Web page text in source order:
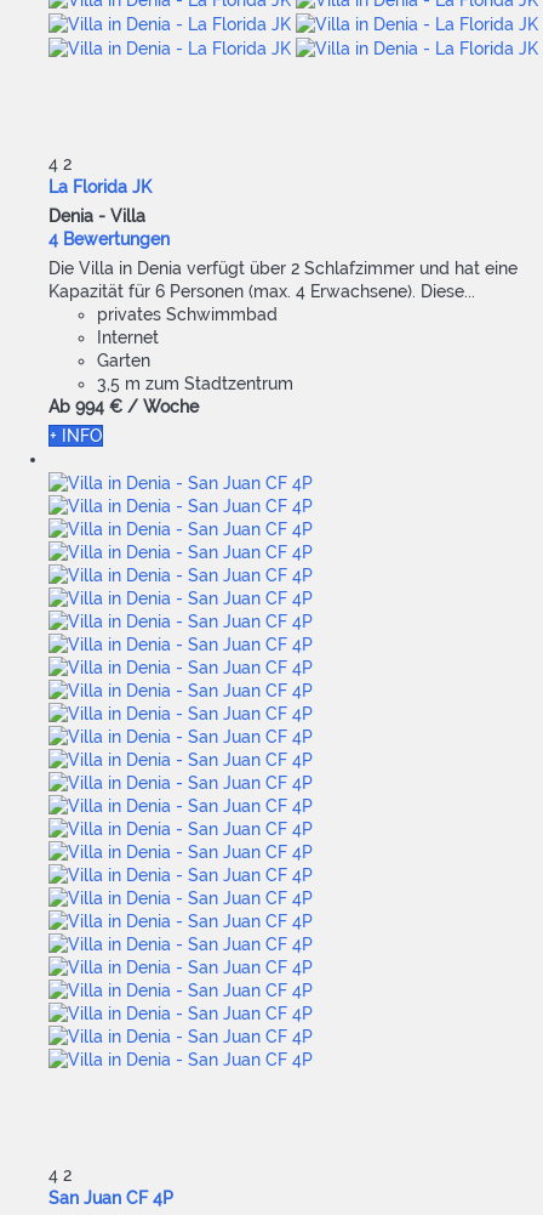
4 2
La Florida JK
Denia - Villa
4 Bewertungen
Die Villa in Denia verfügt über 2 Schlafzimmer und hat eine
Kapazität für 6 Personen (max. 4 Erwachsene). Diese...
privates Schwimmbad
Internet
Garten
3,5 m zum Stadtzentrum
Ab 994 € / Woche
+ INFO
4 2
San Juan CF 4P